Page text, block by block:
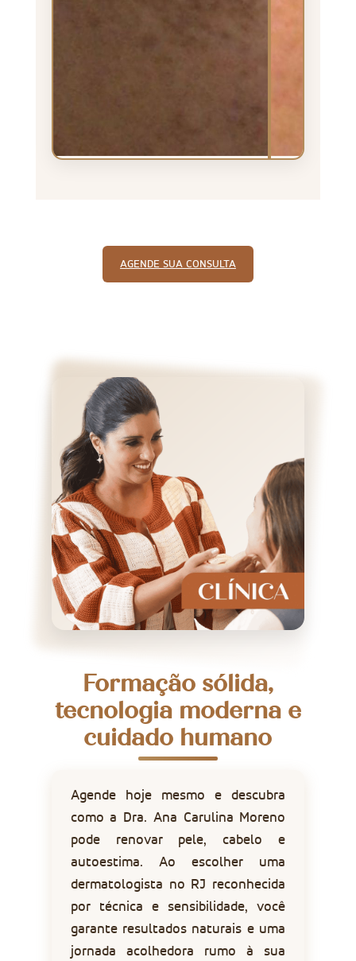
AGENDE SUA CONSULTA
Formação sólida,
tecnologia moderna e
cuidado humano
Agende hoje mesmo e descubra
como a Dra. Ana Carulina Moreno
pode renovar pele, cabelo e
autoestima. Ao escolher uma
dermatologista no RJ reconhecida
por técnica e sensibilidade, você
garante resultados naturais e uma
jornada acolhedora rumo à sua